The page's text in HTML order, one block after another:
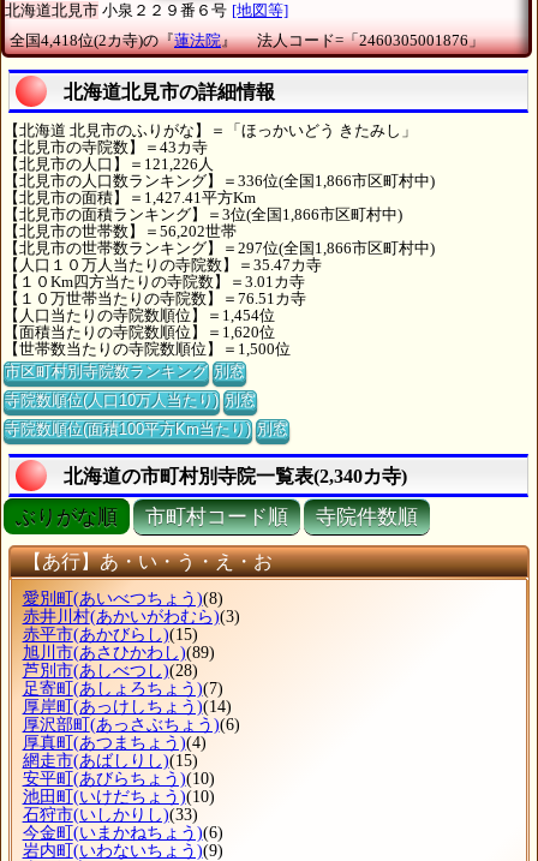
北海道北見市 小泉２２９番６号 [地図等]
全国4,418位(2カ寺)の『蓮法院』 法人コード=「2460305001876」
北海道北見市の詳細情報
【北海道 北見市のふりがな】＝「ほっかいどう きたみし」
【北見市の寺院数】＝43カ寺
【北見市の人口】＝121,226人
【北見市の人口数ランキング】＝336位(全国1,866市区町村中)
【北見市の面積】＝1,427.41平方Km
【北見市の面積ランキング】＝3位(全国1,866市区町村中)
【北見市の世帯数】＝56,202世帯
【北見市の世帯数ランキング】＝297位(全国1,866市区町村中)
【人口１０万人当たりの寺院数】＝35.47カ寺
【１０Km四方当たりの寺院数】＝3.01カ寺
【１０万世帯当たりの寺院数】＝76.51カ寺
【人口当たりの寺院数順位】＝1,454位
【面積当たりの寺院数順位】＝1,620位
【世帯数当たりの寺院数順位】＝1,500位
市区町村別寺院数ランキング 別窓
寺院数順位(人口10万人当たり) 別窓
寺院数順位(面積100平方Km当たり) 別窓
北海道の市町村別寺院一覧表(2,340カ寺)
ぶりがな順 市町村コード順 寺院件数順
【あ行】あ・い・う・え・お
愛別町 (あいべつちょう)(8)
赤井川村(あかいがわむら)(3)
赤平市(あかびらし)(15)
旭川市(あさひかわし)(89)
芦別市(あしべつし)(28)
足寄町 (あしょろちょう)(7)
厚岸町 (あっけしちょう)(14)
厚沢部町 (あっさぶちょう)(6)
厚真町 (あつまちょう)(4)
網走市(あばしりし)(15)
安平町 (あびらちょう)(10)
池田町 (いけだちょう)(10)
石狩市(いしかりし)(33)
今金町 (いまかねちょう)(6)
岩内町 (いわないちょう)(9)